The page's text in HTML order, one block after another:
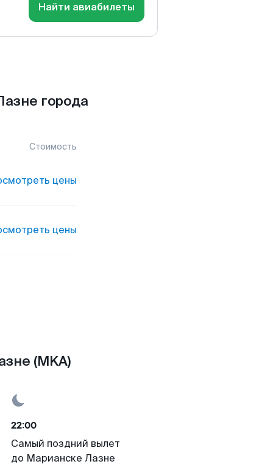
Найти авиабилеты
города
Стоимость
цены
цены
(MKA)
22:00
Самый поздний вылет
до Марианске Лазне